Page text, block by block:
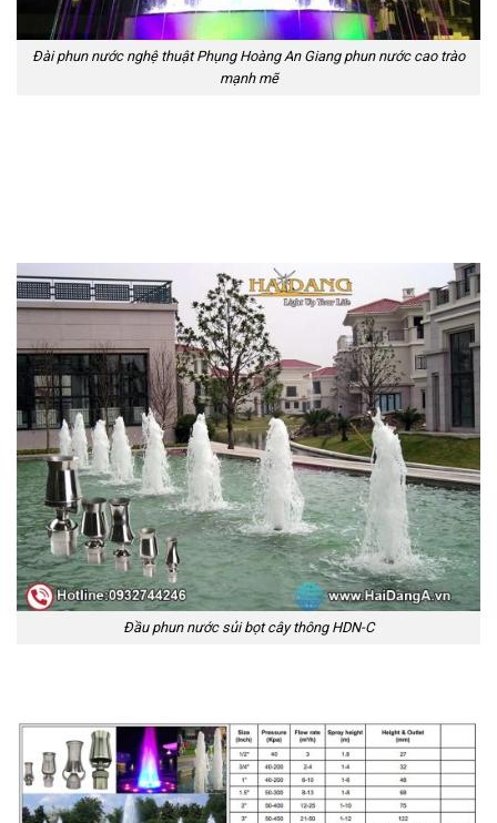
Đài phun nước nghệ thuật Phụng Hoàng An Giang phun nước cao trào
mạnh mẽ
Đầu phun nước sủi bọt cây thông HDN-C